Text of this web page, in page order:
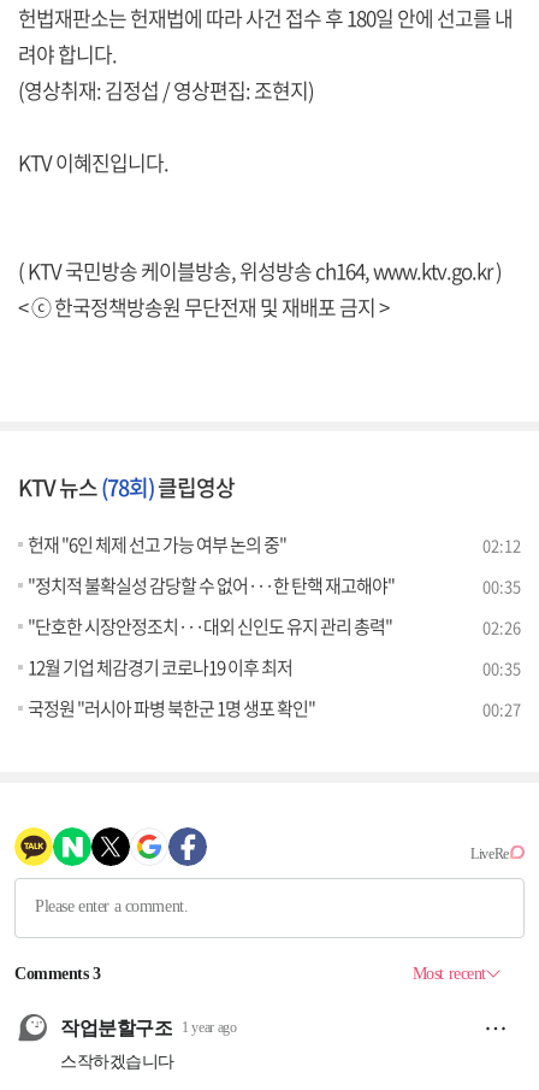
헌법재판소는 헌재법에 따라 사건 접수 후 180일 안에 선고를 내
려야 합니다.
(영상취재: 김정섭 / 영상편집: 조현지)
KTV 이혜진입니다.
( KTV 국민방송 케이블방송, 위성방송 ch164,www.ktv.go.kr)
< ⓒ 한국정책방송원 무단전재 및 재배포 금지 >
KTV 뉴스(78회)클립영상
헌재 "6인 체제 선고 가능 여부 논의 중" 02:12
"정치적 불확실성 감당할 수 없어···한 탄핵 재고해야" 00:35
"단호한 시장안정조치···대외 신인도 유지 관리 총력" 02:26
12월 기업 체감경기 코로나19 이후 최저 00:35
국정원 "러시아 파병 북한군 1명 생포 확인" 00:27